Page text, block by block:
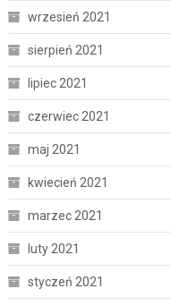
wrzesień 2021
sierpień 2021
lipiec 2021
czerwiec 2021
maj 2021
kwiecień 2021
marzec 2021
luty 2021
styczeń 2021